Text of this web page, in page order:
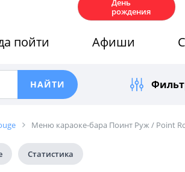
рождения
пойти Афиши
Меню караоке-бара Поинт Руж / Point
Статистика